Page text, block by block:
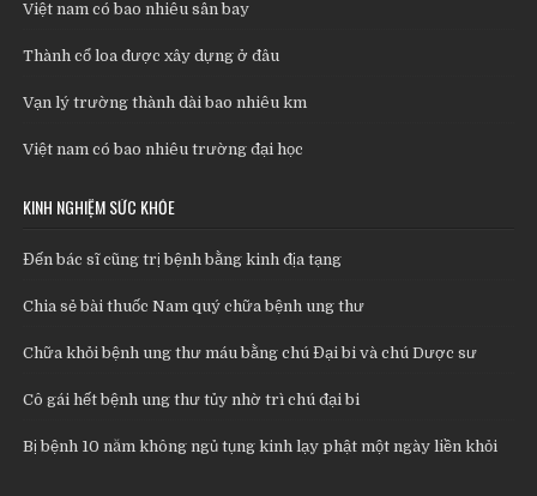
Việt nam có bao nhiêu sân bay
Thành cổ loa được xây dựng ở đâu
Vạn lý trường thành dài bao nhiêu km
Việt nam có bao nhiêu trường đại học
KINH NGHIỆM SỨC KHỎE
Đến bác sĩ cũng trị bệnh bằng kinh địa tạng
Chia sẻ bài thuốc Nam quý chữa bệnh ung thư
Chữa khỏi bệnh ung thư máu bằng chú Đại bi và chú Dược sư
Cô gái hết bệnh ung thư tủy nhờ trì chú đại bi
Bị bệnh 10 năm không ngủ tụng kinh lạy phật một ngày liền khỏi